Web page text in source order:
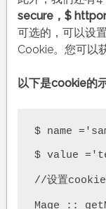
secure，$
可选的，可以设
Cookie。您可以
以下是cookie的
$ name
$ value
//设置cookie
Mage ::